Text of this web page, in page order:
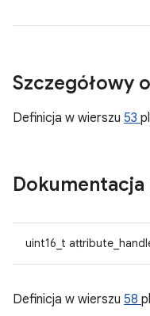
Szczegółowy
Definicja w wierszu 53
Dokumentacja
uint16_t
Definicja w wierszu 58